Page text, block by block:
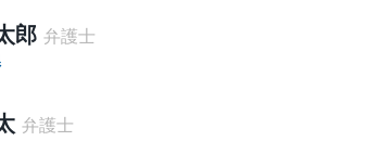
郎 弁護士
弁護士